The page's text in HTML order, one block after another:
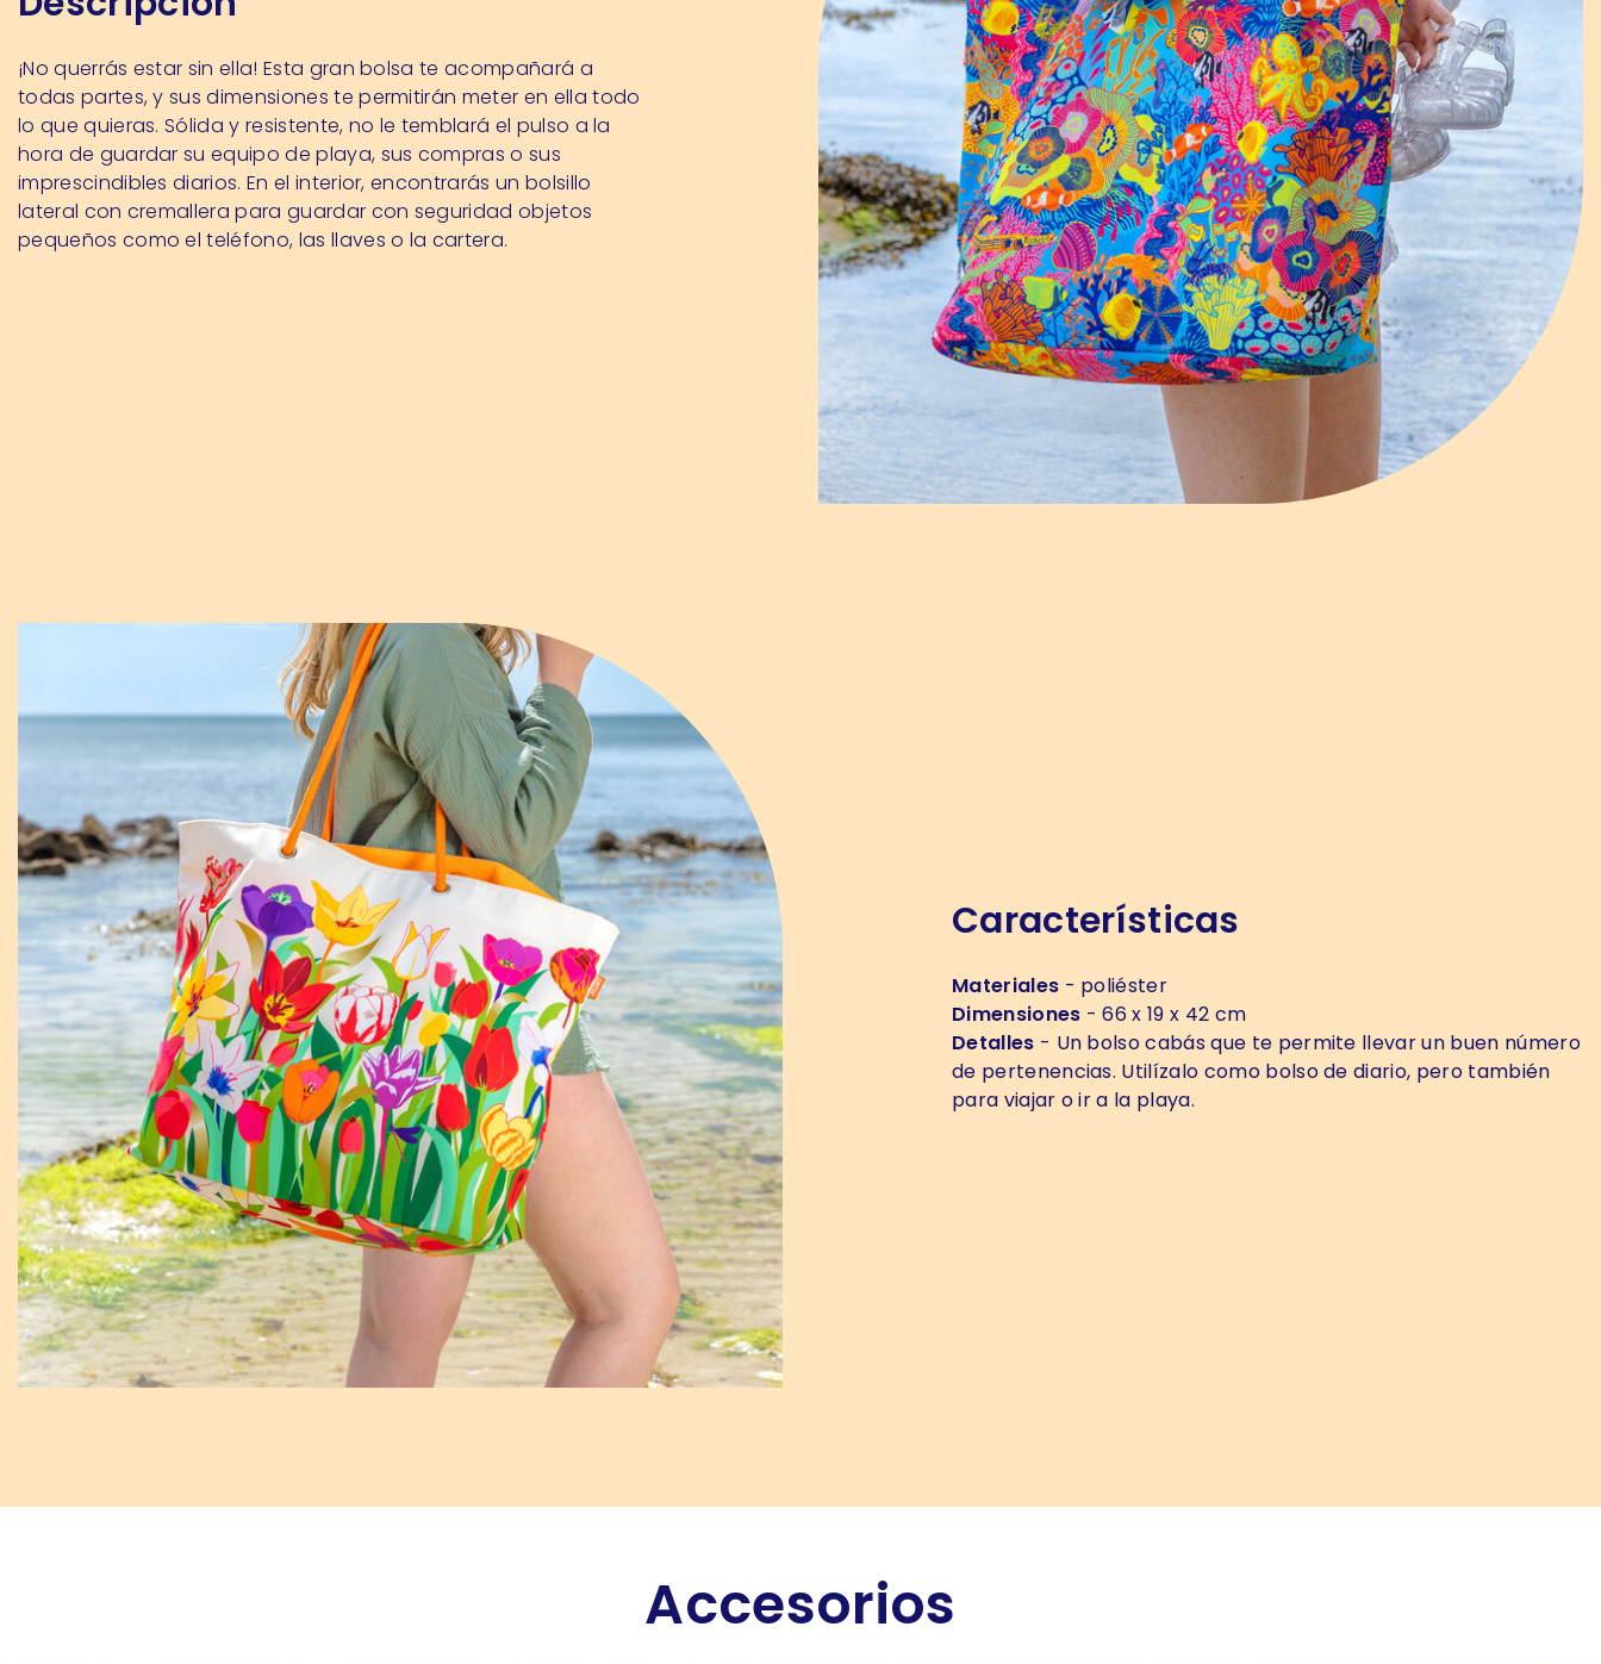
¡No querrás estar sin ella! Esta gran bolsa te acompañará a
todas partes, y sus dimensiones te permitirán meter en ella todo
lo que quieras. Sólida y resistente, no le temblará el pulso a la
hora de guardar su equipo de playa, sus compras o sus
imprescindibles diarios. En el interior, encontrarás un bolsillo
lateral con cremallera para guardar con seguridad objetos
pequeños como el teléfono, las llaves o la cartera.
Características
Materiales - poliéster
Dimensiones - 66 x 19 x 42 cm
Detalles - Un bolso cabás que te permite llevar un buen número
de pertenencias. Utilízalo como bolso de diario, pero también
para viajar o ir a la playa.
Accesorios